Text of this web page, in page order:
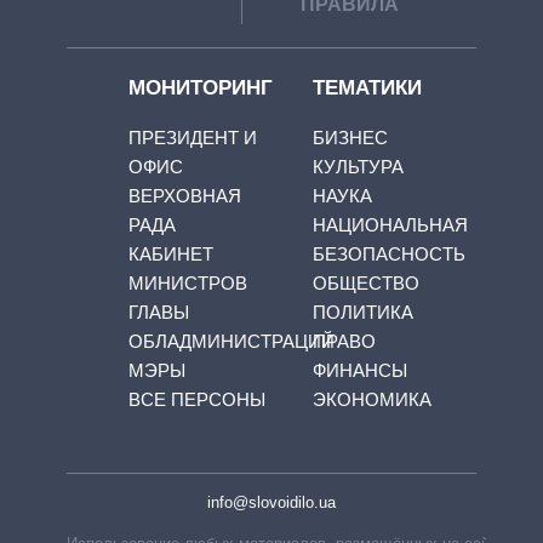
МОНИТОРИНГ
ПРЕЗИДЕНТ И
ОФИС
ВЕРХОВНАЯ
РАДА
КАБИНЕТ
МИНИСТРОВ
ГЛАВЫ
ОБЛАДМИНИСТРАЦИЙ
МЭРЫ
ВСЕ ПЕРСОНЫ
ТЕМАТИКИ
БИЗНЕС
КУЛЬТУРА
НАУКА
НАЦИОНАЛЬНАЯ
БЕЗОПАСНОСТЬ
ОБЩЕСТВО
ПОЛИТИКА
ПРАВО
ФИНАНСЫ
ЭКОНОМИКА
info@slovoidilo.ua